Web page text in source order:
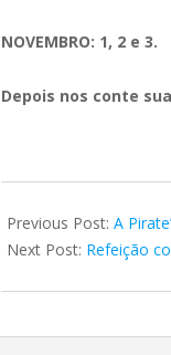
NOVEMBRO: 1, 2 e 3.
Depois nos conte
08-
28
Previous Post: A
Next Post: Refeição